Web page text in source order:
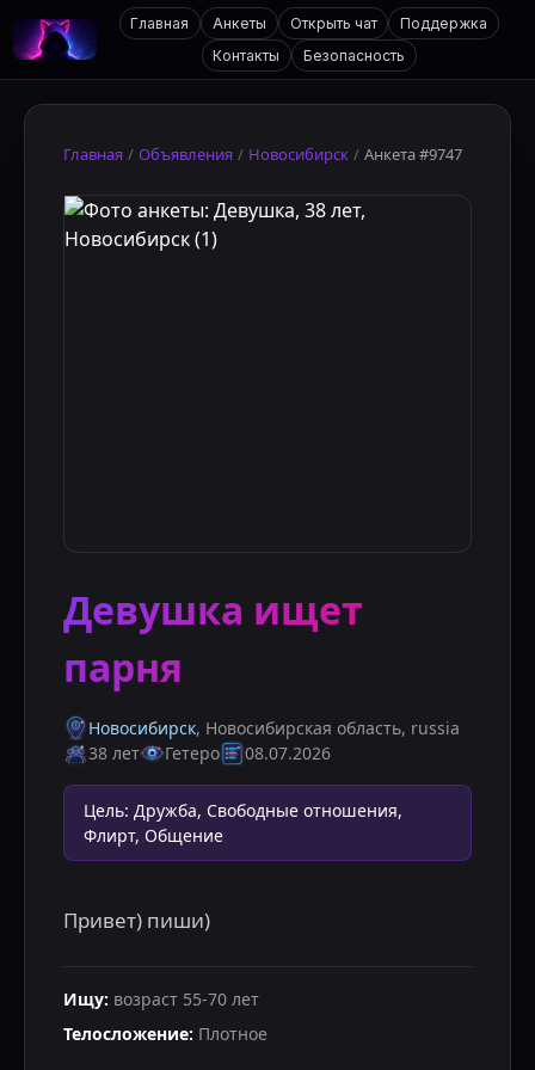
Главная Анкеты Открыть чат
Поддержка
Контакты
Безопасность
Главная / Объявления / Новосибирск / Анкета #9747
Девушка ищет
парня
Новосибирск, Новосибирская область, russia
38 лет
Гетеро 08.07.2026
Цель: Дружба, Свободные отношения,
Флирт, Общение
Привет) пиши)
Ищу: возраст 55-70 лет
Телосложение: Плотное